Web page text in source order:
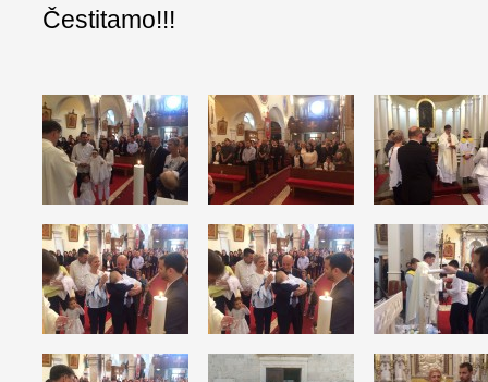
Čestitamo!!!